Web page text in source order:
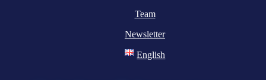
Team
Newsletter
English